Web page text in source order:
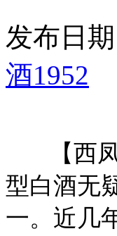
发布日
酒1952
【西凤
型白酒无
一。近几